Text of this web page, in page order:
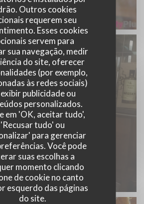
Outros cookies
requerem seu
Esses cookies
servem para
sua navegação, medir
do site, oferecer
(por exemplo,
às redes sociais)
publicidade ou
personalizados.
em 'OK, aceitar tudo',
'Recusar tudo' ou
para gerenciar
Você pode
suas escolhas a
momento clicando
de cookie no canto
esquerdo das páginas
do site.